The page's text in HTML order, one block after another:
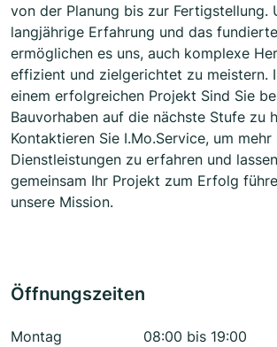
von der Planung bis zur Fertigstellung.
langjährige Erfahrung und das
ermöglichen es uns, auch komplexe
effizient und zielgerichtet zu meistern.
einem erfolgreichen Projekt Sind Sie
Bauvorhaben auf die nächste Stufe zu
Kontaktieren Sie I.Mo.Service, um mehr
Dienstleistungen zu erfahren und
gemeinsam Ihr Projekt zum Erfolg
unsere Mission.
Öffnungszeiten
Montag
08:00 bis 19:00